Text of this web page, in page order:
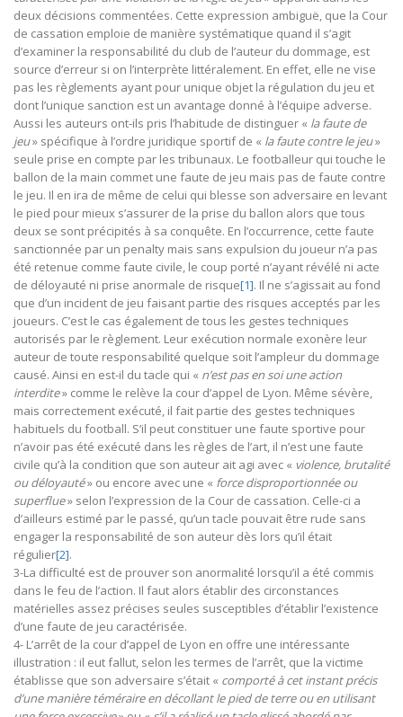
deux décisions commentées. Cette expression ambiguë, que la Cour
de cassation emploie de manière systématique quand il s’agit
d’examiner la responsabilité du club de l’auteur du dommage, est
source d’erreur si on l’interprète littéralement. En effet, elle ne vise
pas les règlements ayant pour unique objet la régulation du jeu et
dont l’unique sanction est un avantage donné à l’équipe adverse.
Aussi les auteurs ont-ils pris l’habitude de distinguer « la faute de
jeu» spécifique à l’ordre juridique sportif de « la faute contre le jeu»
seule prise en compte par les tribunaux. Le footballeur qui touche le
ballon de la main commet une faute de jeu mais pas de faute contre
le jeu. Il en ira de même de celui qui blesse son adversaire en levant
le pied pour mieux s’assurer de la prise du ballon alors que tous
deux se sont précipités à sa conquête. En l’occurrence, cette faute
sanctionnée par un penalty mais sans expulsion du joueur n’a pas
été retenue comme faute civile, le coup porté n’ayant révélé ni acte
de déloyauté ni prise anormale de risque[1]. Il ne s’agissait au fond
que d’un incident de jeu faisant partie des risques acceptés par les
joueurs. C’est le cas également de tous les gestes techniques
autorisés par le règlement. Leur exécution normale exonère leur
auteur de toute responsabilité quelque soit l’ampleur du dommage
causé. Ainsi en est-il du tacle qui « n’est pas en soi une action
interdite» comme le relève la cour d’appel de Lyon. Même sévère,
mais correctement exécuté, il fait partie des gestes techniques
habituels du football. S’il peut constituer une faute sportive pour
n’avoir pas été exécuté dans les règles de l’art, il n’est une faute
civile qu’à la condition que son auteur ait agi avec « violence, brutalité
ou déloyauté» ou encore avec une « force disproportionnée ou
superflue» selon l’expression de la Cour de cassation. Celle-ci a
d’ailleurs estimé par le passé, qu’un tacle pouvait être rude sans
engager la responsabilité de son auteur dès lors qu’il était
régulier[2].
3-La difficulté est de prouver son anormalité lorsqu’il a été commis
dans le feu de l’action. Il faut alors établir des circonstances
matérielles assez précises seules susceptibles d’établir l’existence
d’une faute de jeu caractérisée.
4- L’arrêt de la cour d’appel de Lyon en offre une intéressante
illustration : il eut fallut, selon les termes de l’arrêt, que la victime
établisse que son adversaire s’était « comporté à cet instant précis
d’une manière téméraire en décollant le pied de terre ou en utilisant